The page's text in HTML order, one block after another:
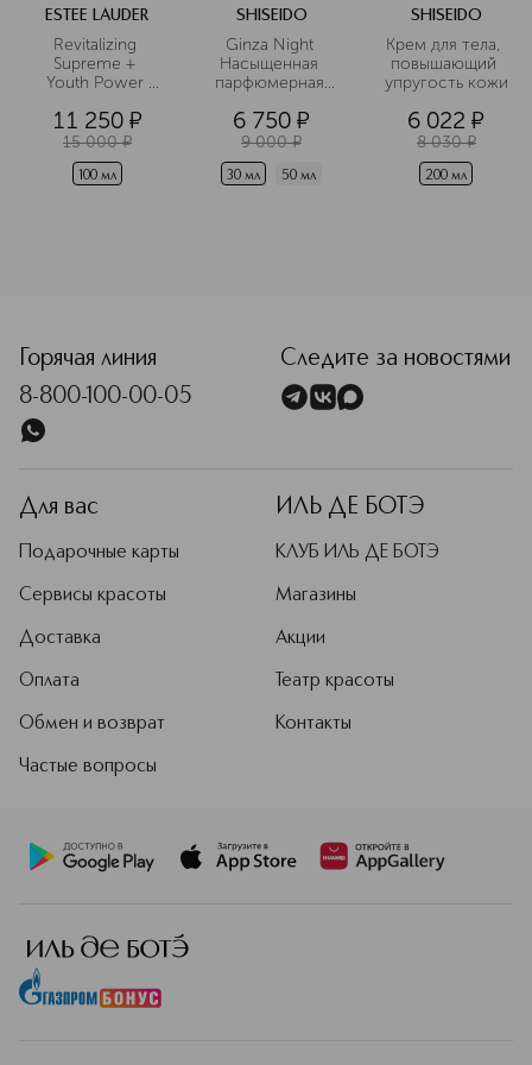
ESTEE LAUDER
Revitalizing
Supreme +
Youth Power
Омолаживающий
флюид
комплексного
действия
11 250 ¤
15 000 ¤
100 мл
SHISEIDO
Ginza Night
Насыщенная
парфюмерная
6 750 ¤
9 000 ¤
30 мл 50 мл
SHISEIDO
Крем для тела,
повышающий
упругость кожи
6 022 ¤
8 030 ¤
200 мл
Горячая линия
8-800-100-00-05
Следите за новостями
Для вас
Подарочные карты
Сервисы красоты
Доставка
Оплата
Обмен и возврат
Частые вопросы
ИЛЬ ДЕ БОТЭ
КЛУБ ИЛЬ ДЕ БОТЭ
Магазины
Акции
Театр красоты
Контакты